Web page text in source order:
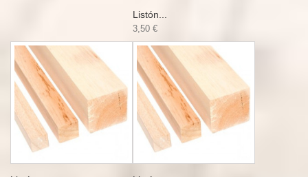
Listón...
3,50 €